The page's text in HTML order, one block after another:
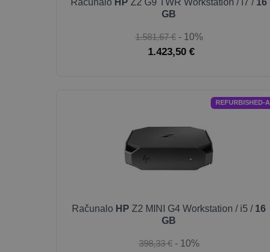
Računalo HP Z2 G9 TWR Workstation / i7 / 16
GB
1.581,67 € - 10%
1.423,50 €
REFURBISHED-A
Računalo HP Z2 MINI G4 Workstation / i5 / 16
GB
398,33 € - 10%